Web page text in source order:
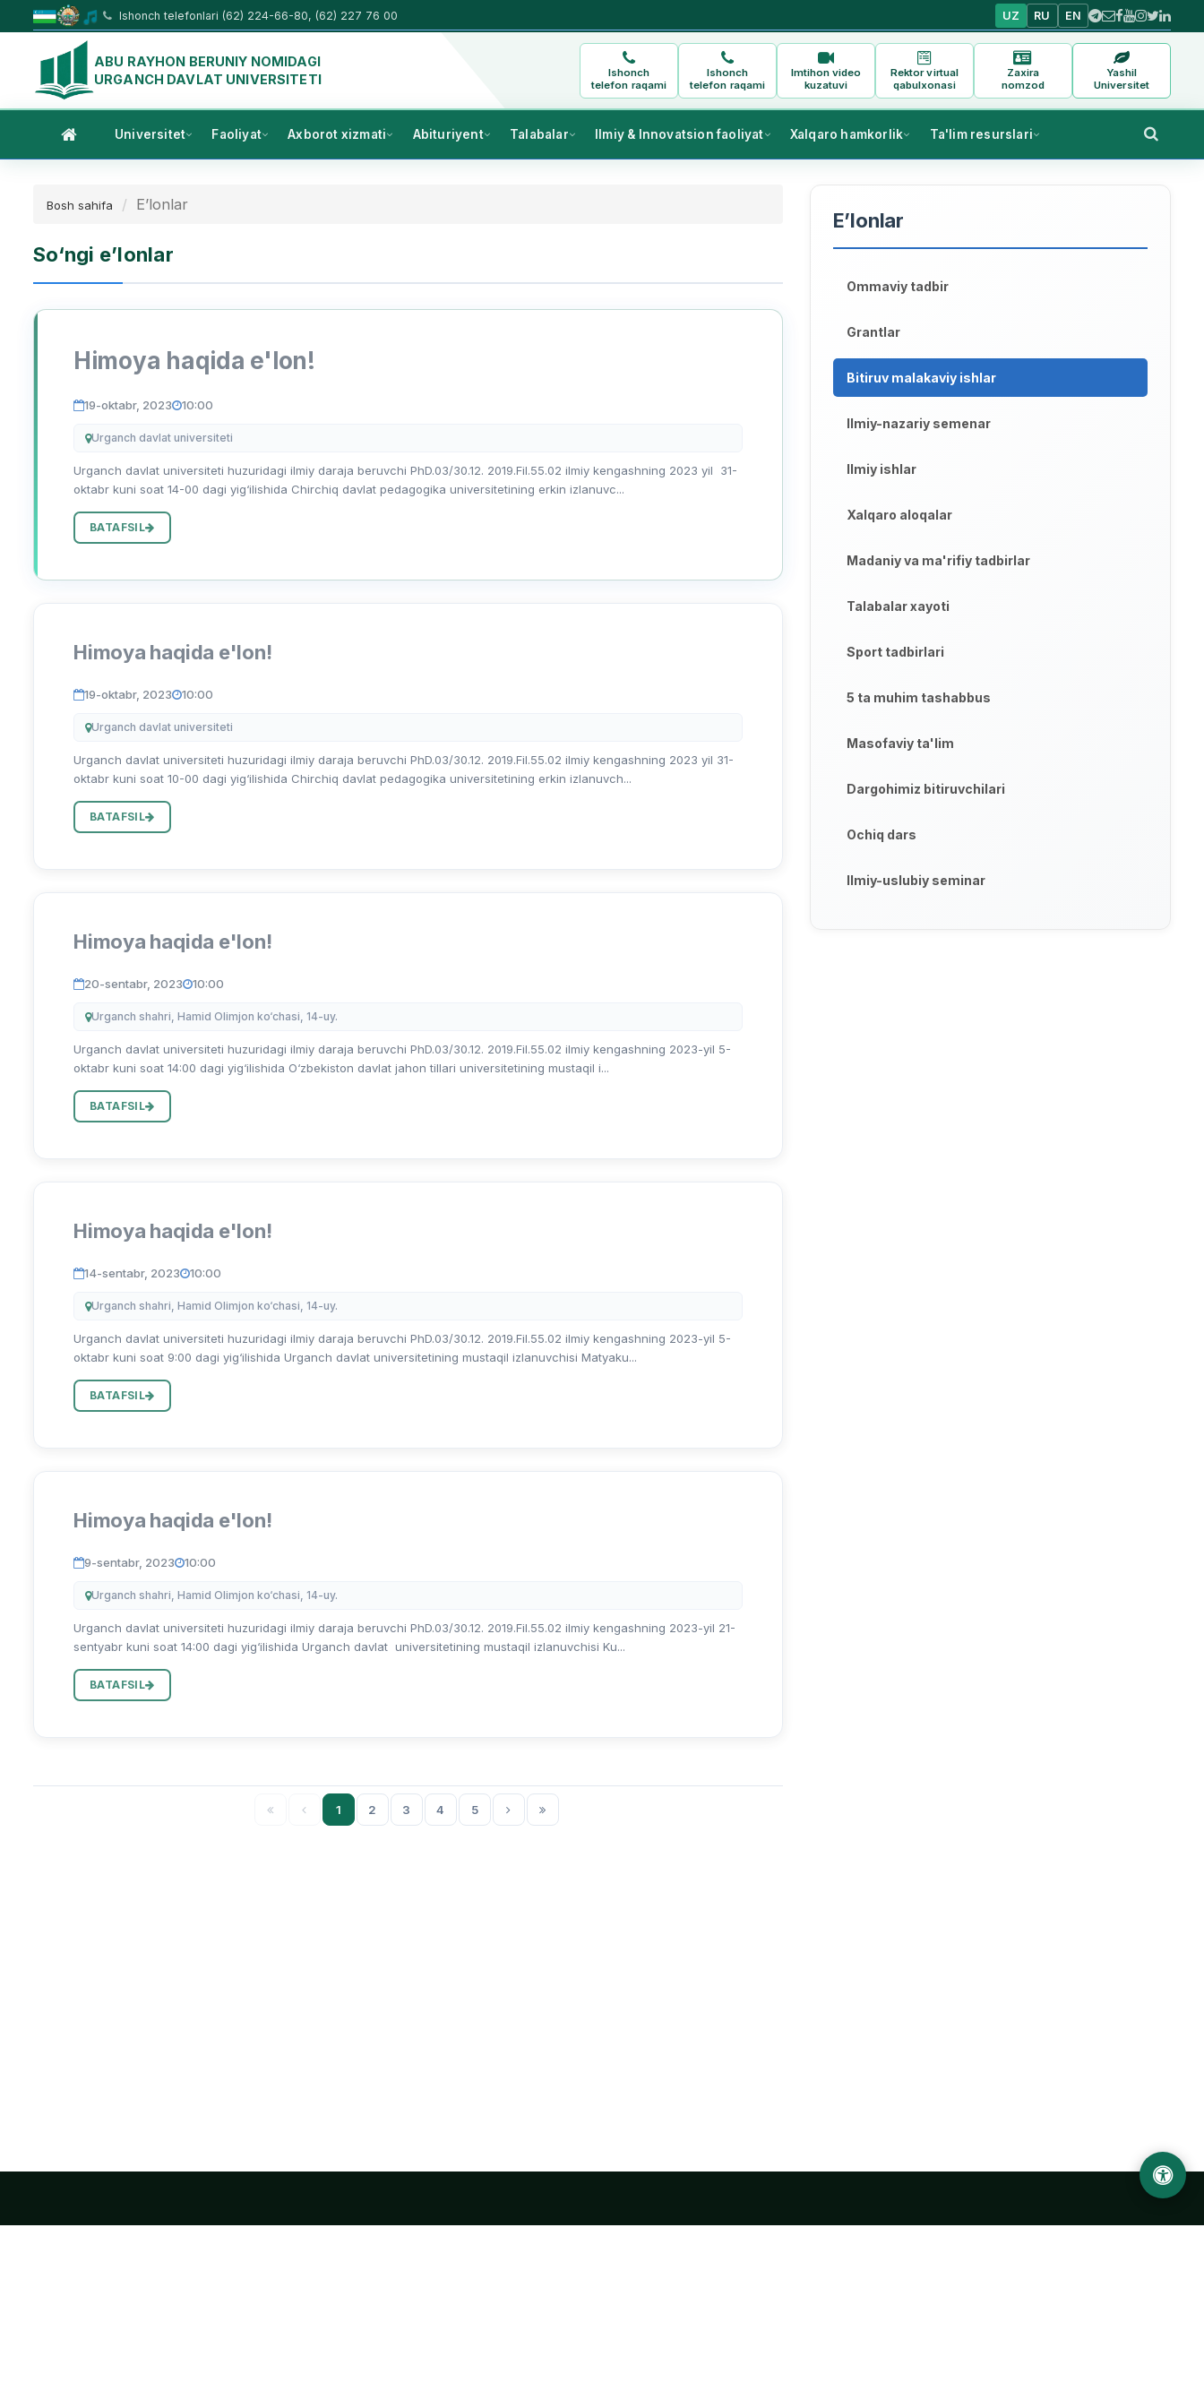
Ishonch telefonlari (62) 224-66-80, (62) 227 76 00 UZ RU EN
ABU RAYHON BERUNIY NOMIDAGI
URGANCH DAVLAT UNIVERSITETI
Ishonch
telefon raqami
Ishonch
telefon raqami
Imtihon video
kuzatuvi
Rektor virtual
qabulxonasi
Zaxira
nomzod
Yashil
Universitet
Universitet Faoliyat Axborot xizmati Abituriyent Talabalar Ilmiy & Innovatsion faoliyat Xalqaro hamkorlik Ta'lim resurslari
Bosh sahifa E’lonlar
So‘ngi e’lonlar
Himoya haqida e'lon!
19-oktabr, 2023 10:00
Urganch davlat universiteti
Urganch davlat universiteti huzuridagi ilmiy daraja beruvchi PhD.03/30.12. 2019.Fil.55.02 ilmiy kengashning 2023 yil 31-
oktabr kuni soat 14-00 dagi yig‘ilishida Chirchiq davlat pedagogika universitetining erkin izlanuvc...
BATAFSIL
Himoya haqida e'lon!
19-oktabr, 2023 10:00
Urganch davlat universiteti
Urganch davlat universiteti huzuridagi ilmiy daraja beruvchi PhD.03/30.12. 2019.Fil.55.02 ilmiy kengashning 2023 yil 31-
oktabr kuni soat 10-00 dagi yig‘ilishida Chirchiq davlat pedagogika universitetining erkin izlanuvch...
BATAFSIL
Himoya haqida e'lon!
20-sentabr, 2023 10:00
Urganch shahri, Hamid Olimjon ko‘chasi, 14-uy.
Urganch davlat universiteti huzuridagi ilmiy daraja beruvchi PhD.03/30.12. 2019.Fil.55.02 ilmiy kengashning 2023-yil 5-
oktabr kuni soat 14:00 dagi yig‘ilishida O‘zbekiston davlat jahon tillari universitetining mustaqil i...
BATAFSIL
Himoya haqida e'lon!
14-sentabr, 2023 10:00
Urganch shahri, Hamid Olimjon ko‘chasi, 14-uy.
Urganch davlat universiteti huzuridagi ilmiy daraja beruvchi PhD.03/30.12. 2019.Fil.55.02 ilmiy kengashning 2023-yil 5-
oktabr kuni soat 9:00 dagi yig‘ilishida Urganch davlat universitetining mustaqil izlanuvchisi Matyaku...
BATAFSIL
Himoya haqida e'lon!
9-sentabr, 2023 10:00
Urganch shahri, Hamid Olimjon ko‘chasi, 14-uy.
Urganch davlat universiteti huzuridagi ilmiy daraja beruvchi PhD.03/30.12. 2019.Fil.55.02 ilmiy kengashning 2023-yil 21-
sentyabr kuni soat 14:00 dagi yig‘ilishida Urganch davlat universitetining mustaqil izlanuvchisi Ku...
BATAFSIL
1 2 3 4 5
E’lonlar
Ommaviy tadbir
Grantlar
Bitiruv malakaviy ishlar
Ilmiy-nazariy semenar
Ilmiy ishlar
Xalqaro aloqalar
Madaniy va ma'rifiy tadbirlar
Talabalar xayoti
Sport tadbirlari
5 ta muhim tashabbus
Masofaviy ta'lim
Dargohimiz bitiruvchilari
Ochiq dars
Ilmiy-uslubiy seminar